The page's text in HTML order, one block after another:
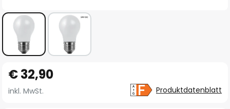
Anfang
der
€ 32,90
inkl. MwSt. Produktdatenblatt